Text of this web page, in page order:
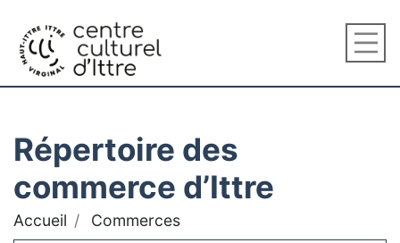
Répertoire des
commerce d’Ittre
Accueil Commerces